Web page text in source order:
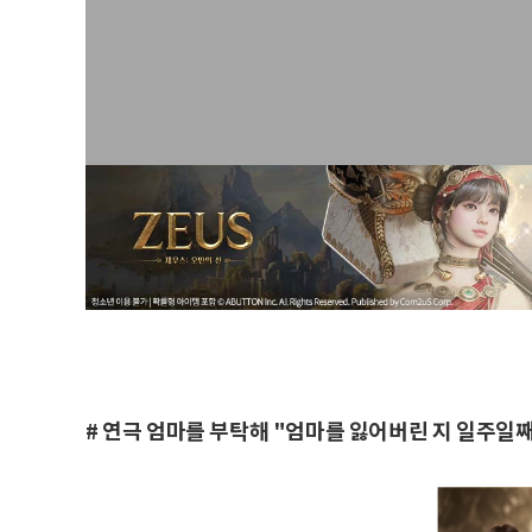
# 연극 엄마를 부탁해 "엄마를 잃어버린 지 일주일